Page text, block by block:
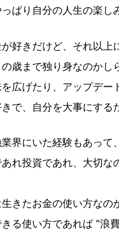
ぱり自分の人生の楽し
好きだけど、それ以上
歳まで独り身なのか
広げたり、アップデー
で、自分を大事にする
界にいた経験もあって
れ投資であれ、大切な
生きたお金の使い方な
る使い方であれば “浪